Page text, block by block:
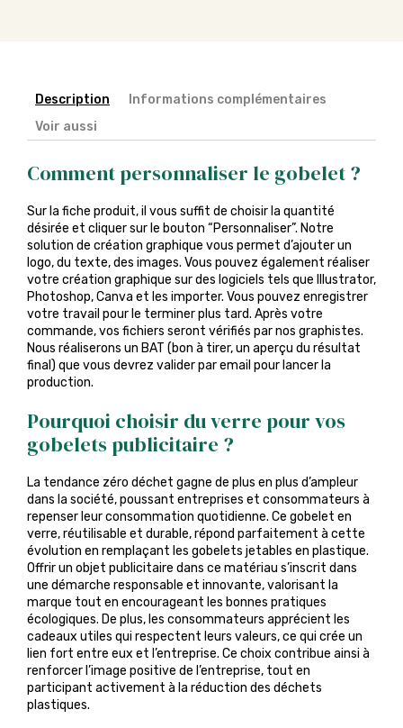
Description
Informations complémentaires
Voir aussi
Comment personnaliser le gobelet ?
Sur la fiche produit, il vous suffit de choisir la quantité
désirée et cliquer sur le bouton “Personnaliser”. Notre
solution de création graphique vous permet d’ajouter un
logo, du texte, des images. Vous pouvez également réaliser
votre création graphique sur des logiciels tels que Illustrator,
Photoshop, Canva et les importer. Vous pouvez enregistrer
votre travail pour le terminer plus tard. Après votre
commande, vos fichiers seront vérifiés par nos graphistes.
Nous réaliserons un BAT (bon à tirer, un aperçu du résultat
final) que vous devrez valider par email pour lancer la
production.
Pourquoi choisir du verre pour vos
gobelets publicitaire ?
La tendance zéro déchet gagne de plus en plus d’ampleur
dans la société, poussant entreprises et consommateurs à
repenser leur consommation quotidienne. Ce gobelet en
verre, réutilisable et durable, répond parfaitement à cette
évolution en remplaçant les gobelets jetables en plastique.
Offrir un objet publicitaire dans ce matériau s’inscrit dans
une démarche responsable et innovante, valorisant la
marque tout en encourageant les bonnes pratiques
écologiques. De plus, les consommateurs apprécient les
cadeaux utiles qui respectent leurs valeurs, ce qui crée un
lien fort entre eux et l’entreprise. Ce choix contribue ainsi à
renforcer l’image positive de l’entreprise, tout en
participant activement à la réduction des déchets
plastiques.